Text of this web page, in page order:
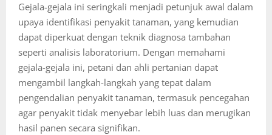
Gejala-gejala ini seringkali menjadi petunjuk awal dalam
upaya identifikasi penyakit tanaman, yang kemudian
dapat diperkuat dengan teknik diagnosa tambahan
seperti analisis laboratorium. Dengan memahami
gejala-gejala ini, petani dan ahli pertanian dapat
mengambil langkah-langkah yang tepat dalam
pengendalian penyakit tanaman, termasuk pencegahan
agar penyakit tidak menyebar lebih luas dan merugikan
hasil panen secara signifikan.